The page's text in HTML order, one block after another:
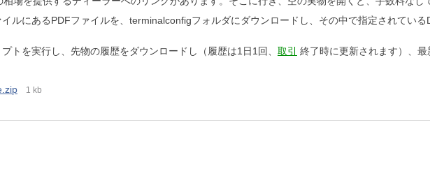
ルにあるPDFファイルを、terminalconfigフォルダにダウンロードし、その中で指定されてい
トを実行し、先物の履歴をダウンロードし（履歴は1日1回、 取引
終了時に更新されます）、
1 kb